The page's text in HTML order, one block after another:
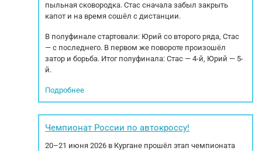
пыльная сковородка. Стас сначала забыл закрыть
капот и на время сошёл с дистанции.
В полуфинале стартовали: Юрий со второго ряда, Стас
— с последнего. В первом же повороте произошёл
затор и борьба. Итог полуфинала: Стас — 4-й, Юрий — 5-
й.
Подробнее
Чемпионат России по автокроссу!
20–21 июня 2026 в Кургане прошёл этап чемпионата